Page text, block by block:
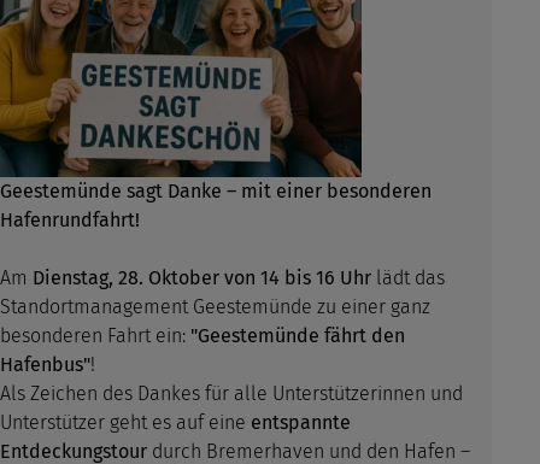
Geestemünde sagt Danke – mit einer besonderen
Hafenrundfahrt!
Am Dienstag, 28. Oktober von 14 bis 16 Uhr lädt das
Standortmanagement Geestemünde zu einer ganz
besonderen Fahrt ein: "Geestemünde fährt den
Hafenbus"!
Als Zeichen des Dankes für alle Unterstützerinnen und
Unterstützer geht es auf eine entspannte
Entdeckungstour durch Bremerhaven und den Hafen –